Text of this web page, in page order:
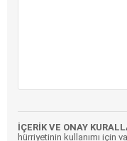
İÇERİK VE ONAY
hürriyetinin kullanımı için